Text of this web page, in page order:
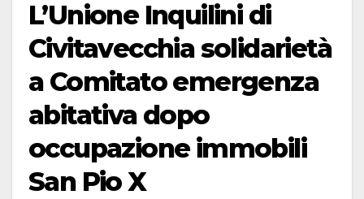
L’Unione Inquilini di
Civitavecchia solidarietà
a Comitato emergenza
abitativa dopo
occupazione immobili
San Pio X